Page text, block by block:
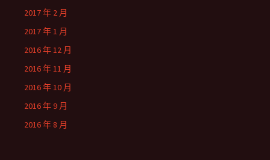
2017 年 2 月
2017 年 1 月
2016 年 12 月
2016 年 11 月
2016 年 10 月
2016 年 9 月
2016 年 8 月